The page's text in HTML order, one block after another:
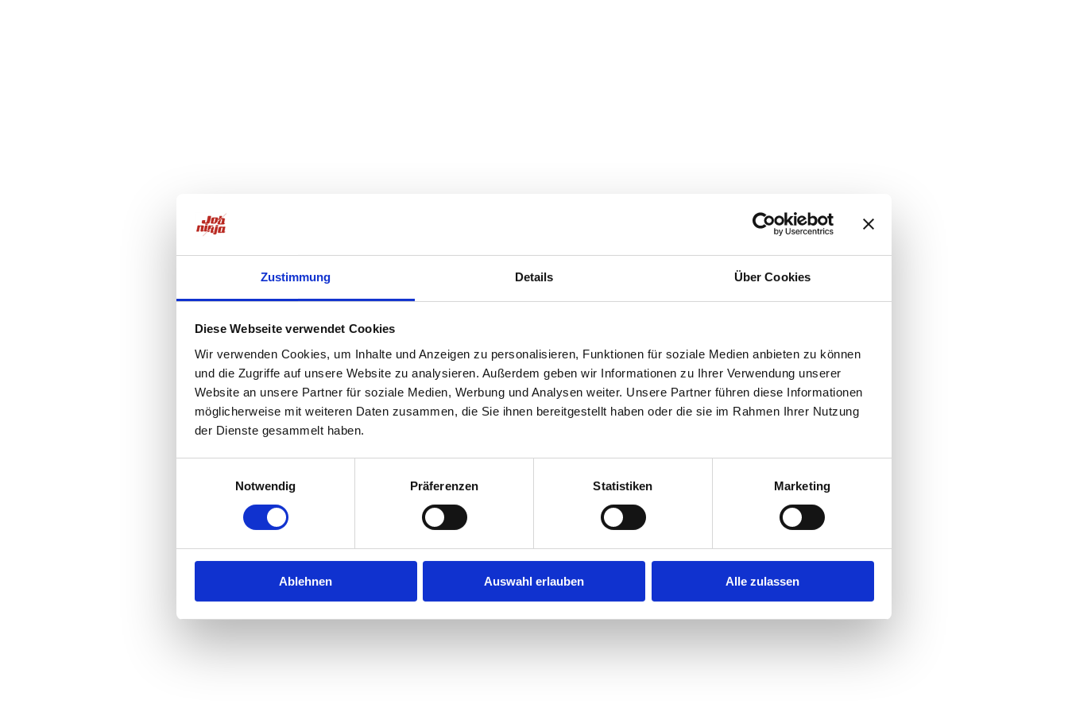
Zustimmung Details Über Cookies
Diese Webseite verwendet Cookies
Wir verwenden Cookies, um Inhalte und Anzeigen zu personalisieren, Funktionen für soziale Medien anbieten zu können
und die Zugriffe auf unsere Website zu analysieren. Außerdem geben wir Informationen zu Ihrer Verwendung unserer
Website an unsere Partner für soziale Medien, Werbung und Analysen weiter. Unsere Partner führen diese Informationen
möglicherweise mit weiteren Daten zusammen, die Sie ihnen bereitgestellt haben oder die sie im Rahmen Ihrer Nutzung
der Dienste gesammelt haben.
Notwendig
Präferenzen Statistiken Marketing
Ablehnen Auswahl erlauben Alle zulassen
Application error: aclient-side exception has occurred while loadingjobninja.com(see the browser consolefor more information).